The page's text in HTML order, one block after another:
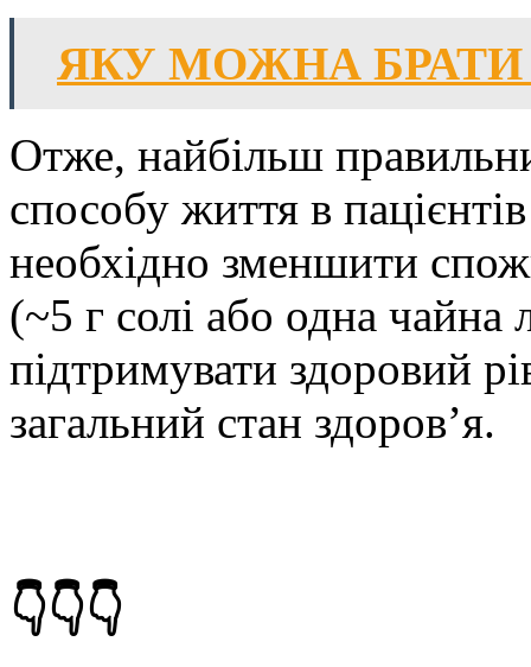
ЯКУ МОЖНА
Отже, найбільш
способу життя в
необхідно зменшити
(~5 г солі або одна
підтримувати здоровий
загальний стан здоров’я.
👇👇👇